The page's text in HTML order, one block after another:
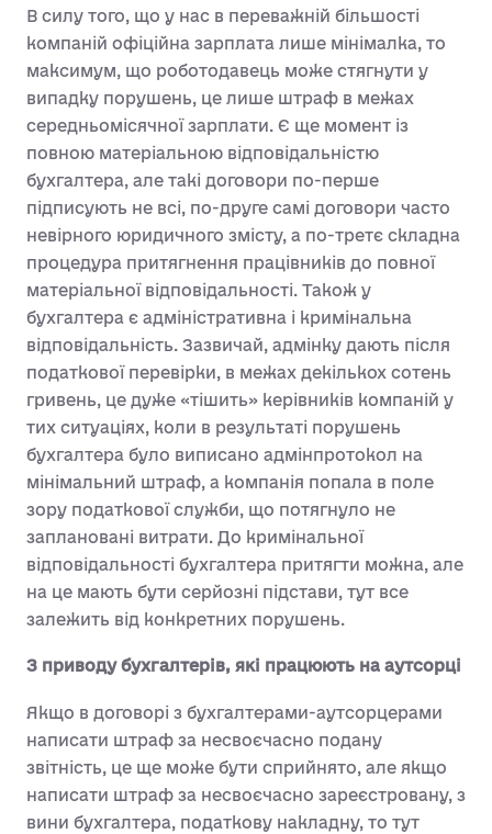
В силу того, що у нас в переважній більшості
компаній офіційна зарплата лише мінімалка, то
максимум, що роботодавець може стягнути у
випадку порушень, це лише штраф в межах
середньомісячної зарплати. Є ще момент із
повною матеріальною відповідальністю
бухгалтера, але такі договори по-перше
підписують не всі, по-друге самі договори часто
невірного юридичного змісту, а по-третє складна
процедура притягнення працівників до повної
матеріальної відповідальності. Також у
бухгалтера є адміністративна і кримінальна
відповідальність. Зазвичай, адмінку дають після
податкової перевірки, в межах декількох сотень
гривень, це дуже «тішить» керівників компаній у
тих ситуаціях, коли в результаті порушень
бухгалтера було виписано адмінпротокол на
мінімальний штраф, а компанія попала в поле
зору податкової служби, що потягнуло не
заплановані витрати. До кримінальної
відповідальності бухгалтера притягти можна, але
на це мають бути серйозні підстави, тут все
залежить від конкретних порушень.
З приводу бухгалтерів, які працюють на аутсорці
Якщо в договорі з бухгалтерами-аутсорцерами
написати штраф за несвоєчасно подану
звітність, це ще може бути сприйнято, але якщо
написати штраф за несвоєчасно зареєстровану, з
вини бухгалтера, податкову накладну, то тут